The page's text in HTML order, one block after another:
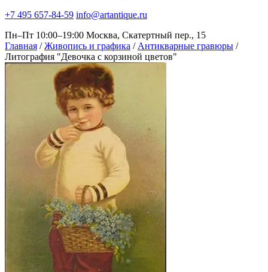
+7 495 657-84-59 info@artantique.ru
Пн–Пт 10:00–19:00 Москва, Скатертный пер., 15
Главная / Живопись и графика / Антикварные гравюры /
Литография "Девочка с корзиной цветов"